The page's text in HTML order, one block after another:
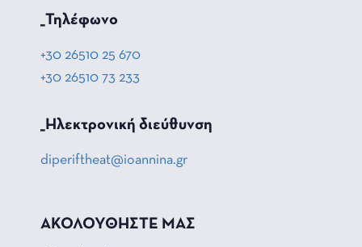
_Τηλέφωνο
+30 26510 25 670
+30 26510 73 233
_Hλεκτρονική διεύθυνση
diperiftheat@ioannina.gr
ΑΚΟΛΟΥΘΗΣΤΕ ΜΑΣ